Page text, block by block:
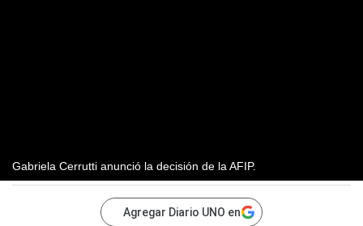
Gabriela Cerrutti anunció la decisión de la AFIP.
Agregar Diario UNO en